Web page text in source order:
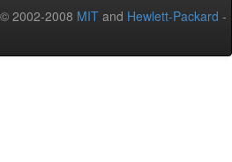
2002-2008 MIT and Hewlett-Packard -